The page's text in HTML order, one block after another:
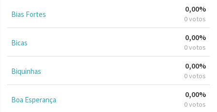
Bias Fortes
0,00%
0 votos
Bicas
0,00%
0 votos
Biquinhas
0,00%
0 votos
Boa Esperança
0,00%
0 votos